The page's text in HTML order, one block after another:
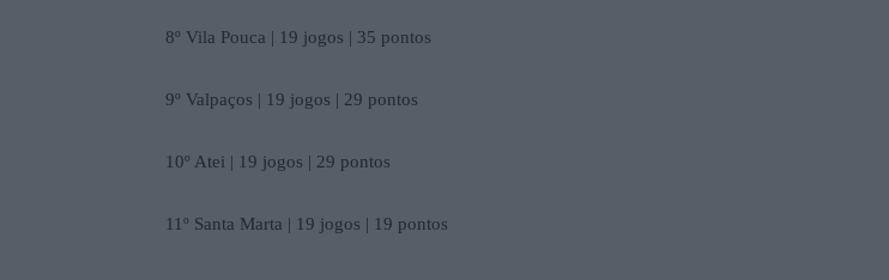
8º Vila Pouca | 19 jogos | 35 pontos
9º Valpaços | 19 jogos | 29 pontos
10º Atei | 19 jogos | 29 pontos
11º Santa Marta | 19 jogos | 19 pontos